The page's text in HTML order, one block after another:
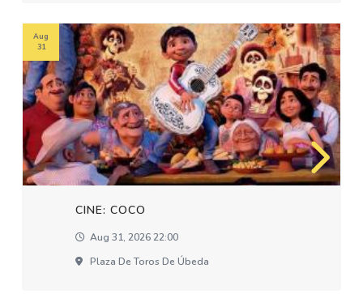
CINE: COCO
Aug 31, 2026 22:00
Plaza De Toros De Úbeda
Aug
31